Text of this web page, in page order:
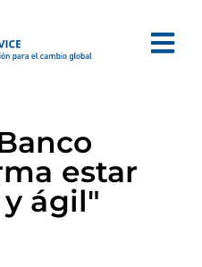
estar
ágil"